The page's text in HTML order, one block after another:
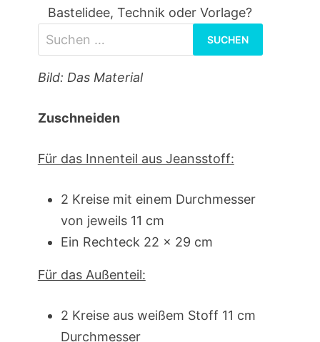
Bastelidee, Technik oder Vorlage?
nach:
Bild: Das Material
Zuschneiden
Für das Innenteil aus Jeansstoff:
2 Kreise mit einem Durchmesser
von jeweils 11 cm
Ein Rechteck 22 x 29 cm
Für das Außenteil:
2 Kreise aus weißem Stoff 11 cm
Durchmesser